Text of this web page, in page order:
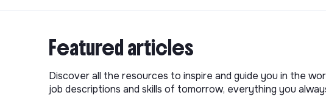
Featured articles
Discover all the resources to inspire and guide you in the
job descriptions and skills of tomorrow, everything you